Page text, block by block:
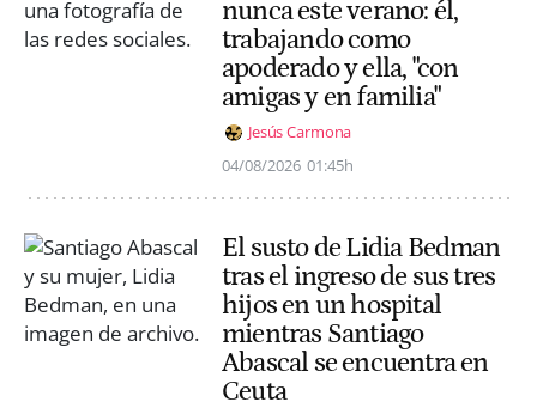
nunca este verano: él,
trabajando como
apoderado y ella, "con
amigas y en familia"
Jesús Carmona
04/08/2026 01:45h
El susto de Lidia Bedman
tras el ingreso de sus tres
hijos en un hospital
mientras Santiago
Abascal se encuentra en
Ceuta